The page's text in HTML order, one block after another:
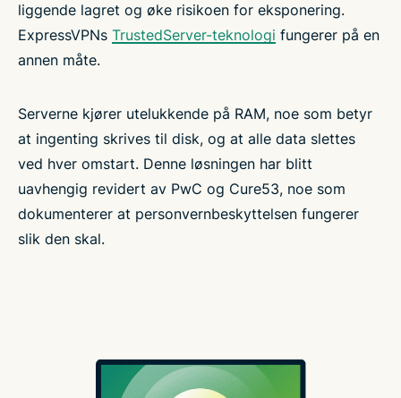
liggende lagret og øke risikoen for eksponering.
ExpressVPNs TrustedServer-teknologi fungerer på en
annen måte.
Serverne kjører utelukkende på RAM, noe som betyr
at ingenting skrives til disk, og at alle data slettes
ved hver omstart. Denne løsningen har blitt
uavhengig revidert av PwC og Cure53, noe som
dokumenterer at personvernbeskyttelsen fungerer
slik den skal.